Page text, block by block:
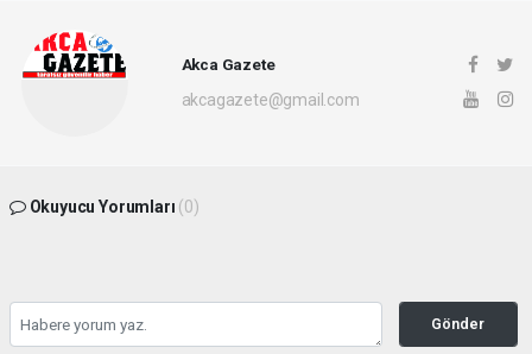
Akca Gazete
akcagazete@gmail.com
Okuyucu Yorumları (0)
Gönder